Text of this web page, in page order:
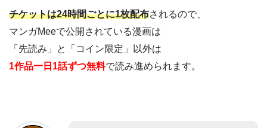
チケットは24時間ごとに1枚配布されるので、
マンガMeeで公開されている漫画は
「先読み」と「コイン限定」以外は
1作品一日1話ずつ無料で読み進められます。